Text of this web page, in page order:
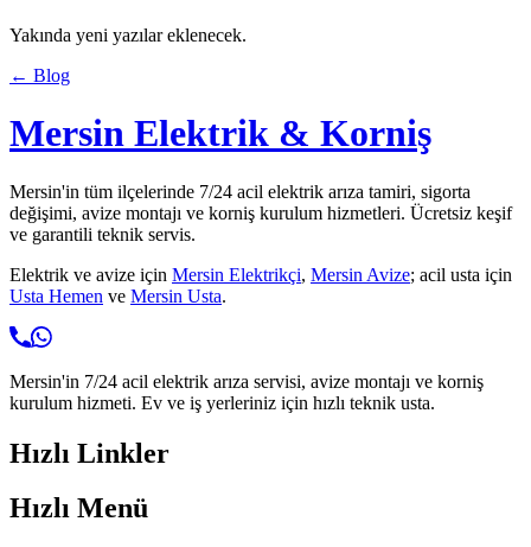
Yakında yeni yazılar eklenecek.
← Blog
Mersin Elektrik & Korniş
Mersin'in tüm ilçelerinde 7/24 acil elektrik arıza tamiri, sigorta
değişimi, avize montajı ve korniş kurulum hizmetleri. Ücretsiz keşif
ve garantili teknik servis.
Elektrik ve avize için Mersin Elektrikçi, Mersin Avize; acil usta için
Usta Hemen ve Mersin Usta.
Mersin'in 7/24 acil elektrik arıza servisi, avize montajı ve korniş
kurulum hizmeti. Ev ve iş yerleriniz için hızlı teknik usta.
Hızlı Linkler
Hızlı Menü